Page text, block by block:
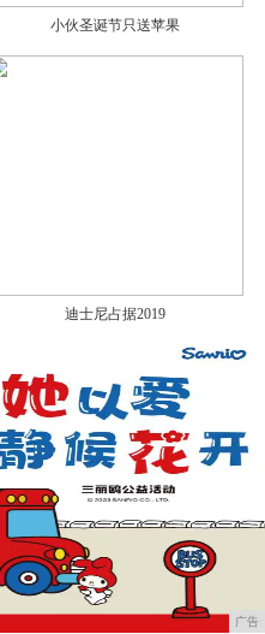
小伙圣诞节只送苹果
迪士尼占据2019
广告